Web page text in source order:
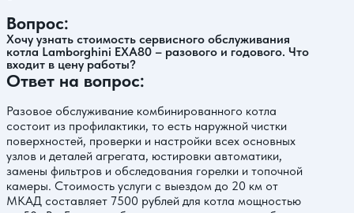
Вопрос:
Хочу узнать стоимость сервисного обслуживания
котла Lamborghini EXA80 – разового и годового. Что
входит в цену работы?
Ответ на вопрос:
Разовое обслуживание комбинированного котла
состоит из профилактики, то есть наружной чистки
поверхностей, проверки и настройки всех основных
узлов и деталей агрегата, юстировки автоматики,
замены фильтров и обследования горелки и топочной
камеры. Стоимость услуги с выездом до 20 км от
МКАД составляет 7500 рублей для котла мощностью